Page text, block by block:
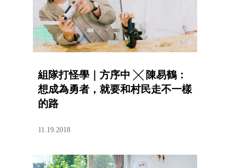
組隊打怪學｜方序中 ╳ 陳易鶴：
想成為勇者，就要和村民走不一樣
的路
11.19.2018